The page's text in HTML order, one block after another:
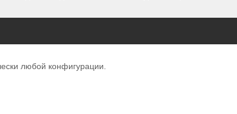
любой конфигурации.